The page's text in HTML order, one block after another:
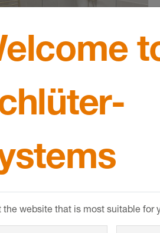
KERDI-LINE
,
ebenen
schwieriger zu
the website that is most suitable for